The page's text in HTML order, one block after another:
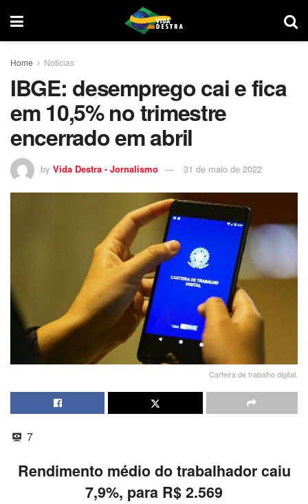
Home Noticias
IBGE: desemprego cai e fica
em 10,5% no trimestre
encerrado em abril
by Vida Destra - Jornalismo 31 de maio de 2022
Carteira de trabalho digital.
7
Rendimento médio do trabalhador caiu
7,9%, para R$ 2.569